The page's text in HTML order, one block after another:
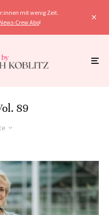
mit wenig Zeit.
News-Crew Abo!
89